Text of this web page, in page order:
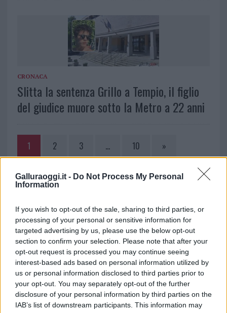
Galluraoggi.it - Do Not Process My Personal
Information
If you wish to opt-out of the sale, sharing to third parties, or
processing of your personal or sensitive information for
targeted advertising by us, please use the below opt-out
section to confirm your selection. Please note that after your
opt-out request is processed you may continue seeing
interest-based ads based on personal information utilized by
us or personal information disclosed to third parties prior to
your opt-out. You may separately opt-out of the further
disclosure of your personal information by third parties on the
IAB’s list of downstream participants. This information may
CRONACA
Slitta la sentenza Grillo a Tempio, il figlio
del giudice muore sotto la Metro a 22 anni
1 2 3 … 10 »
NOTIZIE RECENTI
Meteo Olbia 9 agosto, temperature in calo
Salmo finisce in ospedale a Catania, ma il tour
va avanti: “Sicilia, ci sono”
Jovanotti, Gabry Ponte e Alfa: Olbia ombelico del
mondo per una notte